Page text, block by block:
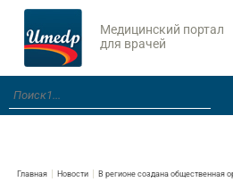
Медицинский портал
для врачей
Главная Новости В регионе создана общественная